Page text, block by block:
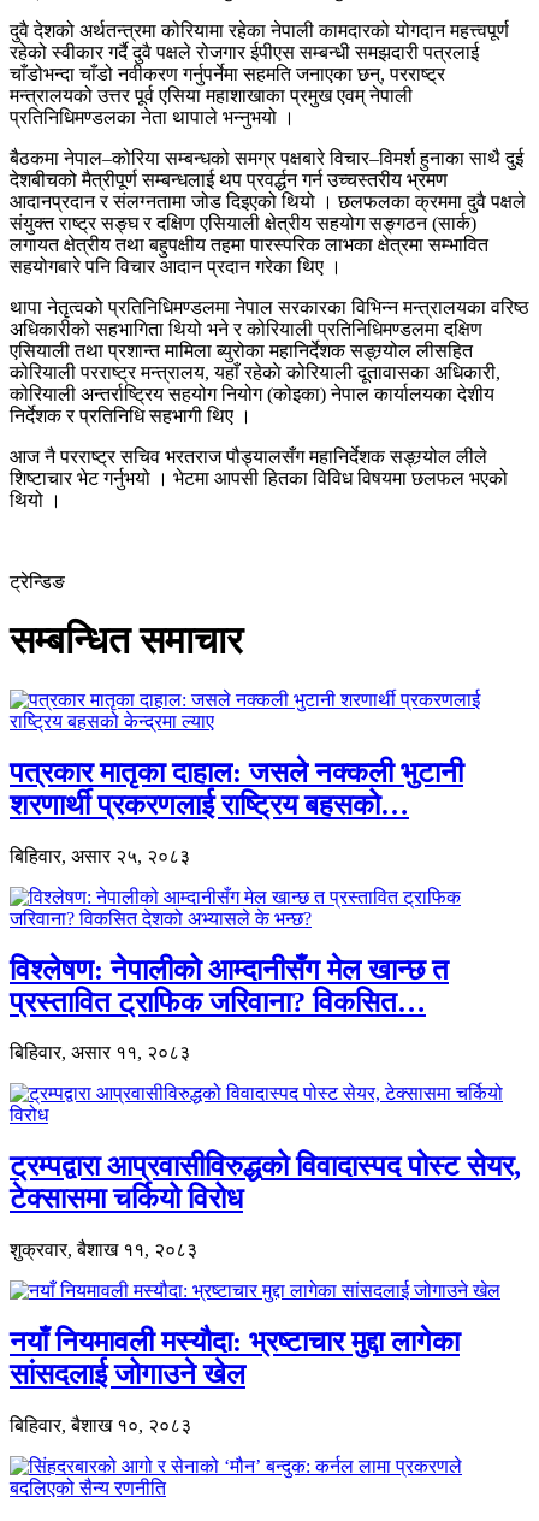
दुवै देशको अर्थतन्त्रमा कोरियामा रहेका नेपाली कामदारको योगदान महत्त्वपूर्ण
रहेको स्वीकार गर्दै दुवै पक्षले रोजगार ईपीएस सम्बन्धी समझदारी पत्रलाई
चाँडोभन्दा चाँडो नवीकरण गर्नुपर्नेमा सहमति जनाएका छन्, परराष्ट्र
मन्त्रालयको उत्तर पूर्व एसिया महाशाखाका प्रमुख एवम् नेपाली
प्रतिनिधिमण्डलका नेता थापाले भन्नुभयो ।
बैठकमा नेपाल–कोरिया सम्बन्धको समग्र पक्षबारे विचार–विमर्श हुनाका साथै दुई
देशबीचको मैत्रीपूर्ण सम्बन्धलाई थप प्रवर्द्धन गर्न उच्चस्तरीय भ्रमण
आदानप्रदान र संलग्नतामा जोड दिइएको थियो । छलफलका क्रममा दुवै पक्षले
संयुक्त राष्ट्र सङ्घ र दक्षिण एसियाली क्षेत्रीय सहयोग सङ्गठन (सार्क)
लगायत क्षेत्रीय तथा बहुपक्षीय तहमा पारस्परिक लाभका क्षेत्रमा सम्भावित
सहयोगबारे पनि विचार आदान प्रदान गरेका थिए ।
थापा नेतृत्वको प्रतिनिधिमण्डलमा नेपाल सरकारका विभिन्न मन्त्रालयका वरिष्ठ
अधिकारीको सहभागिता थियो भने र कोरियाली प्रतिनिधिमण्डलमा दक्षिण
एसियाली तथा प्रशान्त मामिला ब्युरोका महानिर्देशक सङ्ग्र्योल लीसहित
कोरियाली परराष्ट्र मन्त्रालय, यहाँ रहेकाे कोरियाली दूतावासका अधिकारी,
कोरियाली अन्तर्राष्ट्रिय सहयोग नियोग (कोइका) नेपाल कार्यालयका देशीय
निर्देशक र प्रतिनिधि सहभागी थिए ।
आज नै परराष्ट्र सचिव भरतराज पौड्यालसँग महानिर्देशक सङ्ग्र्योल लीले
शिष्टाचार भेट गर्नुभयो । भेटमा आपसी हितका विविध विषयमा छलफल भएको
थियो ।
ट्रेन्डिङ
सम्बन्धित समाचार
पत्रकार मातृका दाहाल: जसले नक्कली भुटानी
शरणार्थी प्रकरणलाई राष्ट्रिय बहसको…
बिहिवार, असार २५, २०८३
विश्लेषण: नेपालीको आम्दानीसँग मेल खान्छ त
प्रस्तावित ट्राफिक जरिवाना? विकसित…
बिहिवार, असार ११, २०८३
ट्रम्पद्वारा आप्रवासीविरुद्धको विवादास्पद पोस्ट सेयर,
टेक्सासमा चर्कियो विरोध
शुक्रवार, बैशाख ११, २०८३
नयाँ नियमावली मस्यौदा: भ्रष्टाचार मुद्दा लागेका
सांसदलाई जोगाउने खेल
बिहिवार, बैशाख १०, २०८३